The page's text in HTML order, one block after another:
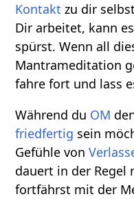
Kontakt zu dir
Dir arbeitet, kann
spürst. Wenn all
Mantrameditation
fahre fort und lass
Während du OM
friedfertig sein
Gefühle von
dauert in der Regel
fortfährst mit der